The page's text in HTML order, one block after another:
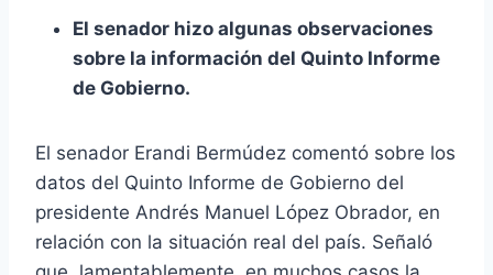
El senador hizo algunas observaciones
sobre la información del Quinto Informe
de Gobierno.
El senador Erandi Bermúdez comentó sobre los
datos del Quinto Informe de Gobierno del
presidente Andrés Manuel López Obrador, en
relación con la situación real del país. Señaló